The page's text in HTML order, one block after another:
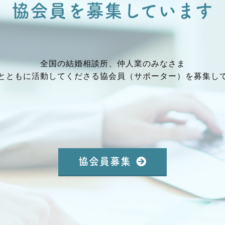
協会員を募集しています
全国の結婚相談所、仲⼈業のみなさま
ともに活動してくださる協会員（サポーター）を募集し
協会員募集